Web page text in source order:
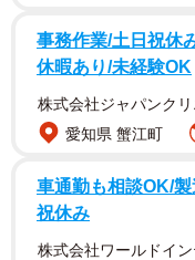
リプライでは、「そ
ん！」「赤ちゃんも
が、同じように猫を
生後5か月になる息
て、動画を投稿した
事務作業/土日祝休
休暇あり/未経験OK
株式会社ジャパンク
愛知県 蟹江町
車通勤も相談OK/
祝休み
株式会社ワールドイン